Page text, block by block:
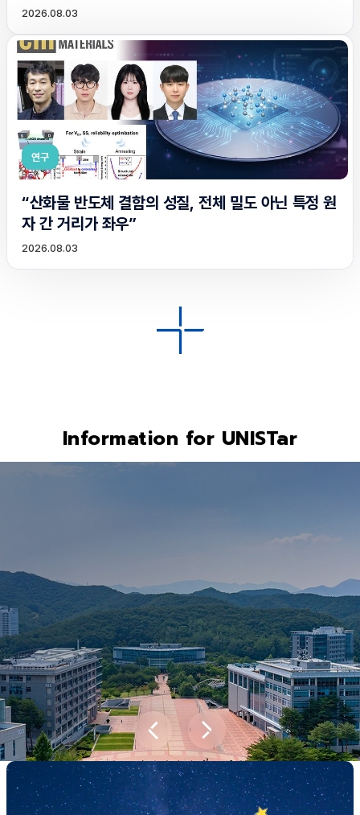
2026.08.03
연구
“산화물 반도체 결함의 성질, 전체 밀도 아닌 특정 원
자 간 거리가 좌우”
2026.08.03
Information for UNISTar
새내기학부에서